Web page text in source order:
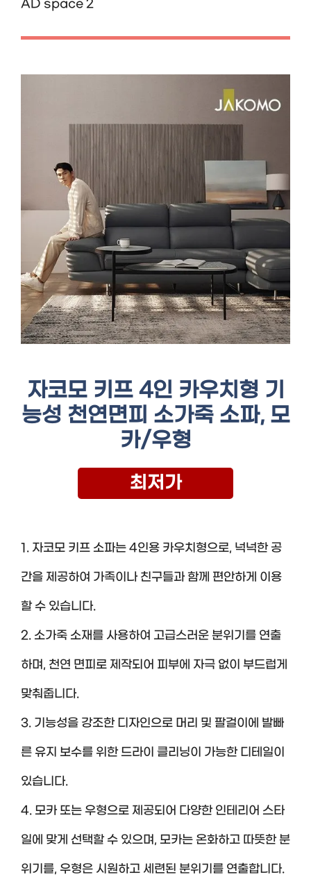
AD space 2
자코모 키프 4인 카우치형 기
능성 천연면피 소가죽 소파, 모
카/우형
최저가
1. 자코모 키프 소파는 4인용 카우치형으로, 넉넉한 공
간을 제공하여 가족이나 친구들과 함께 편안하게 이용
할 수 있습니다.
2. 소가죽 소재를 사용하여 고급스러운 분위기를 연출
하며, 천연 면피로 제작되어 피부에 자극 없이 부드럽게
맞춰줍니다.
3. 기능성을 강조한 디자인으로 머리 및 팔걸이에 발빠
른 유지 보수를 위한 드라이 클리닝이 가능한 디테일이
있습니다.
4. 모카 또는 우형으로 제공되어 다양한 인테리어 스타
일에 맞게 선택할 수 있으며, 모카는 온화하고 따뜻한 분
위기를, 우형은 시원하고 세련된 분위기를 연출합니다.